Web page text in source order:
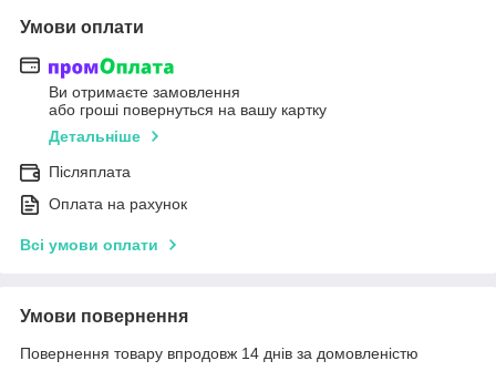
Умови оплати
Ви отримаєте замовлення
або гроші повернуться на вашу картку
Детальніше
Післяплата
Оплата на рахунок
Всі умови оплати
Умови повернення
Повернення товару впродовж 14 днів за домовленістю